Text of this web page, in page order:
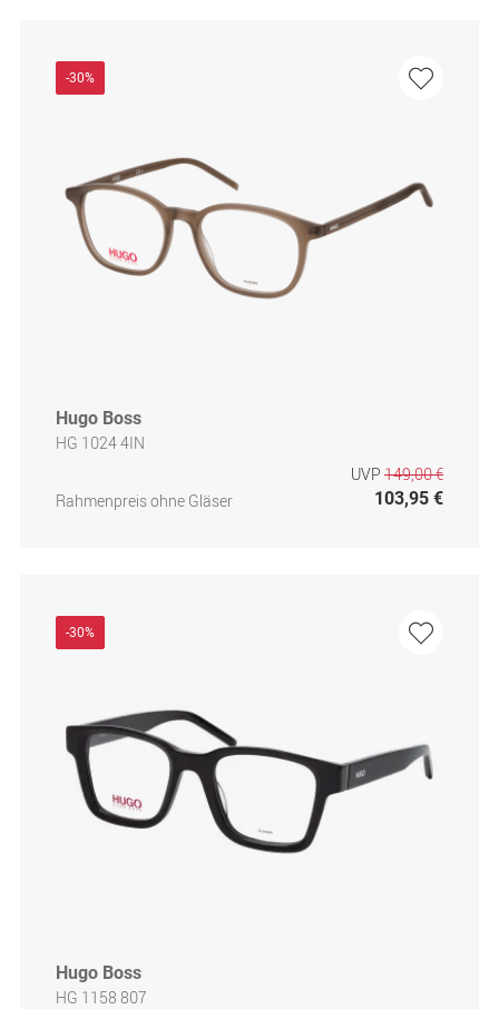
-30%
Hugo Boss
HG 1024 4IN
Rahmenpreis ohne Gläser
UVP 149,00 €
103,95 €
-30%
Hugo Boss
HG 1158 807